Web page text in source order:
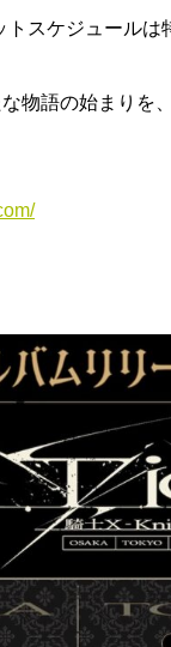
スケジュール
物語の始まりを